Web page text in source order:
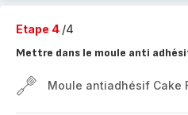
Etape 4 /4
Mettre dans le moule anti
Moule antiadhésif Cake